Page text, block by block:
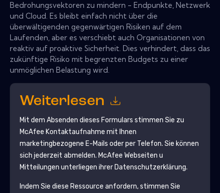
Bedrohungsvektoren zu mindern - Endpunkte, Netzwerk
und Cloud. Es bleibt einfach nicht über die
überwältigenden gegenwärtigen Risiken auf dem
Laufenden, aber es verschiebt auch Organisationen von
reaktiv auf proaktive Sicherheit. Dies verhindert, dass das
zukünftige Risiko mit begrenzten Budgets zu einer
unmöglichen Belastung wird.
Weiterlesen
Mit dem Absenden dieses Formulars stimmen Sie zu
McAfee Kontaktaufnahme mit Ihnen
marketingbezogene E-Mails oder per Telefon. Sie können
sich jederzeit abmelden. McAfee Webseiten u
Mitteilungen unterliegen ihrer Datenschutzerklärung.
Indem Sie diese Ressource anfordern, stimmen Sie